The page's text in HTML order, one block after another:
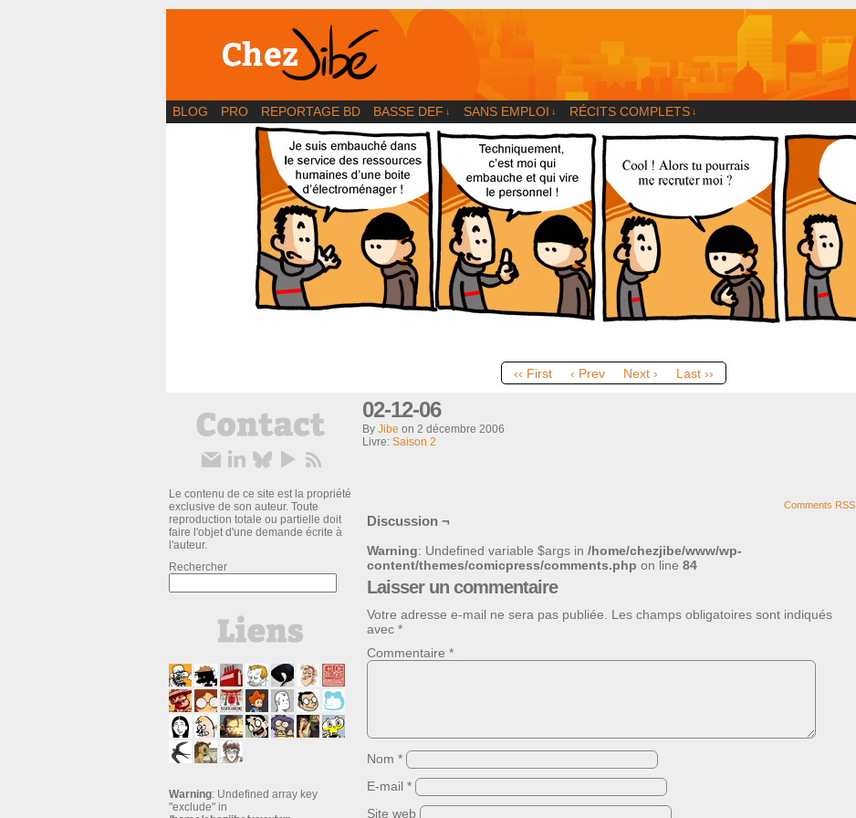
BD | Illustration | Blog
BLOG PRO REPORTAGE BD BASSE DEF ↓ SANS EMPLOI ↓ RÉCITS COMPLETS ↓
‹‹ First ‹ Prev Next › Last ››
Le contenu de ce site est la propriété
exclusive de son auteur. Toute
reproduction totale ou partielle doit
faire l'objet d'une demande écrite à
l'auteur.
Rechercher
Warning: Undefined array key
"exclude" in
02-12-06
By Jibe on 2 décembre 2006
Livre: Saison 2
Comments RSS
Discussion ¬
Warning: Undefined variable $args in /home/chezjibe/www/wp-
content/themes/comicpress/comments.php on line 84
Laisser un commentaire
Votre adresse e-mail ne sera pas publiée.
Les champs obligatoires sont indiqués
avec *
Commentaire *
Nom *
E-mail *
Site web